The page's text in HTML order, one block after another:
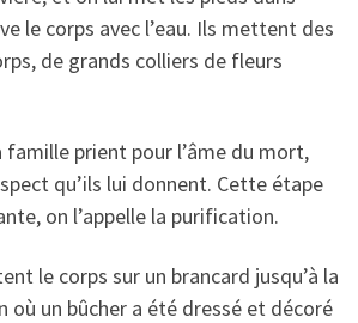
le corps avec l’eau. Ils mettent des
de grands colliers de fleurs
famille prient pour l’âme du mort,
qu’ils lui donnent. Cette étape
on l’appelle la purification.
le corps sur un brancard jusqu’à la
où un bûcher a été dressé et décoré